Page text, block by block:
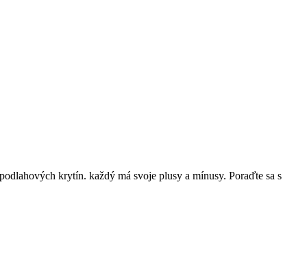
krytín. každý má svoje plusy a mínusy. Poraďte sa s